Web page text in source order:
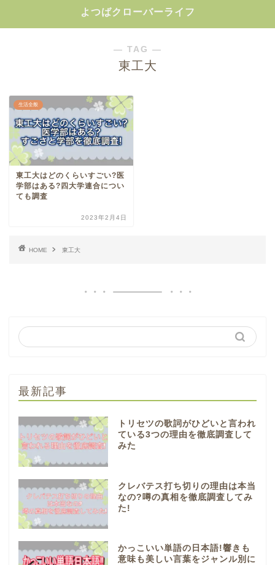
よつばクローバーライフ
― TAG ―
東工大
生活全般
東工大はどのくらいすごい?医
学部はある?四大学連合につい
ても調査
2023年2月4日
HOME 東工大
最新記事
トリセツの歌詞がひどいと言われ
ている3つの理由を徹底調査して
みた
クレバテス打ち切りの理由は本当
なの?噂の真相を徹底調査してみ
た!
かっこいい単語の日本語!響きも
意味も美しい言葉をジャンル別に